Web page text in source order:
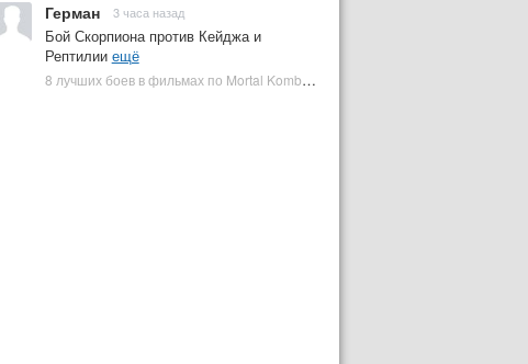
Герман 3 часа назад
Бой Скорпиона против Кейджа и
Рептилии ещё
8 лучших боев в фильмах по Mortal Kombat: от «Смертельной битвы» до «Мортал Комбат 2» | Plugged In Ru